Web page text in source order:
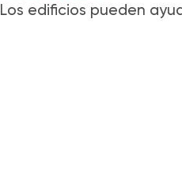
Los edificios pueden